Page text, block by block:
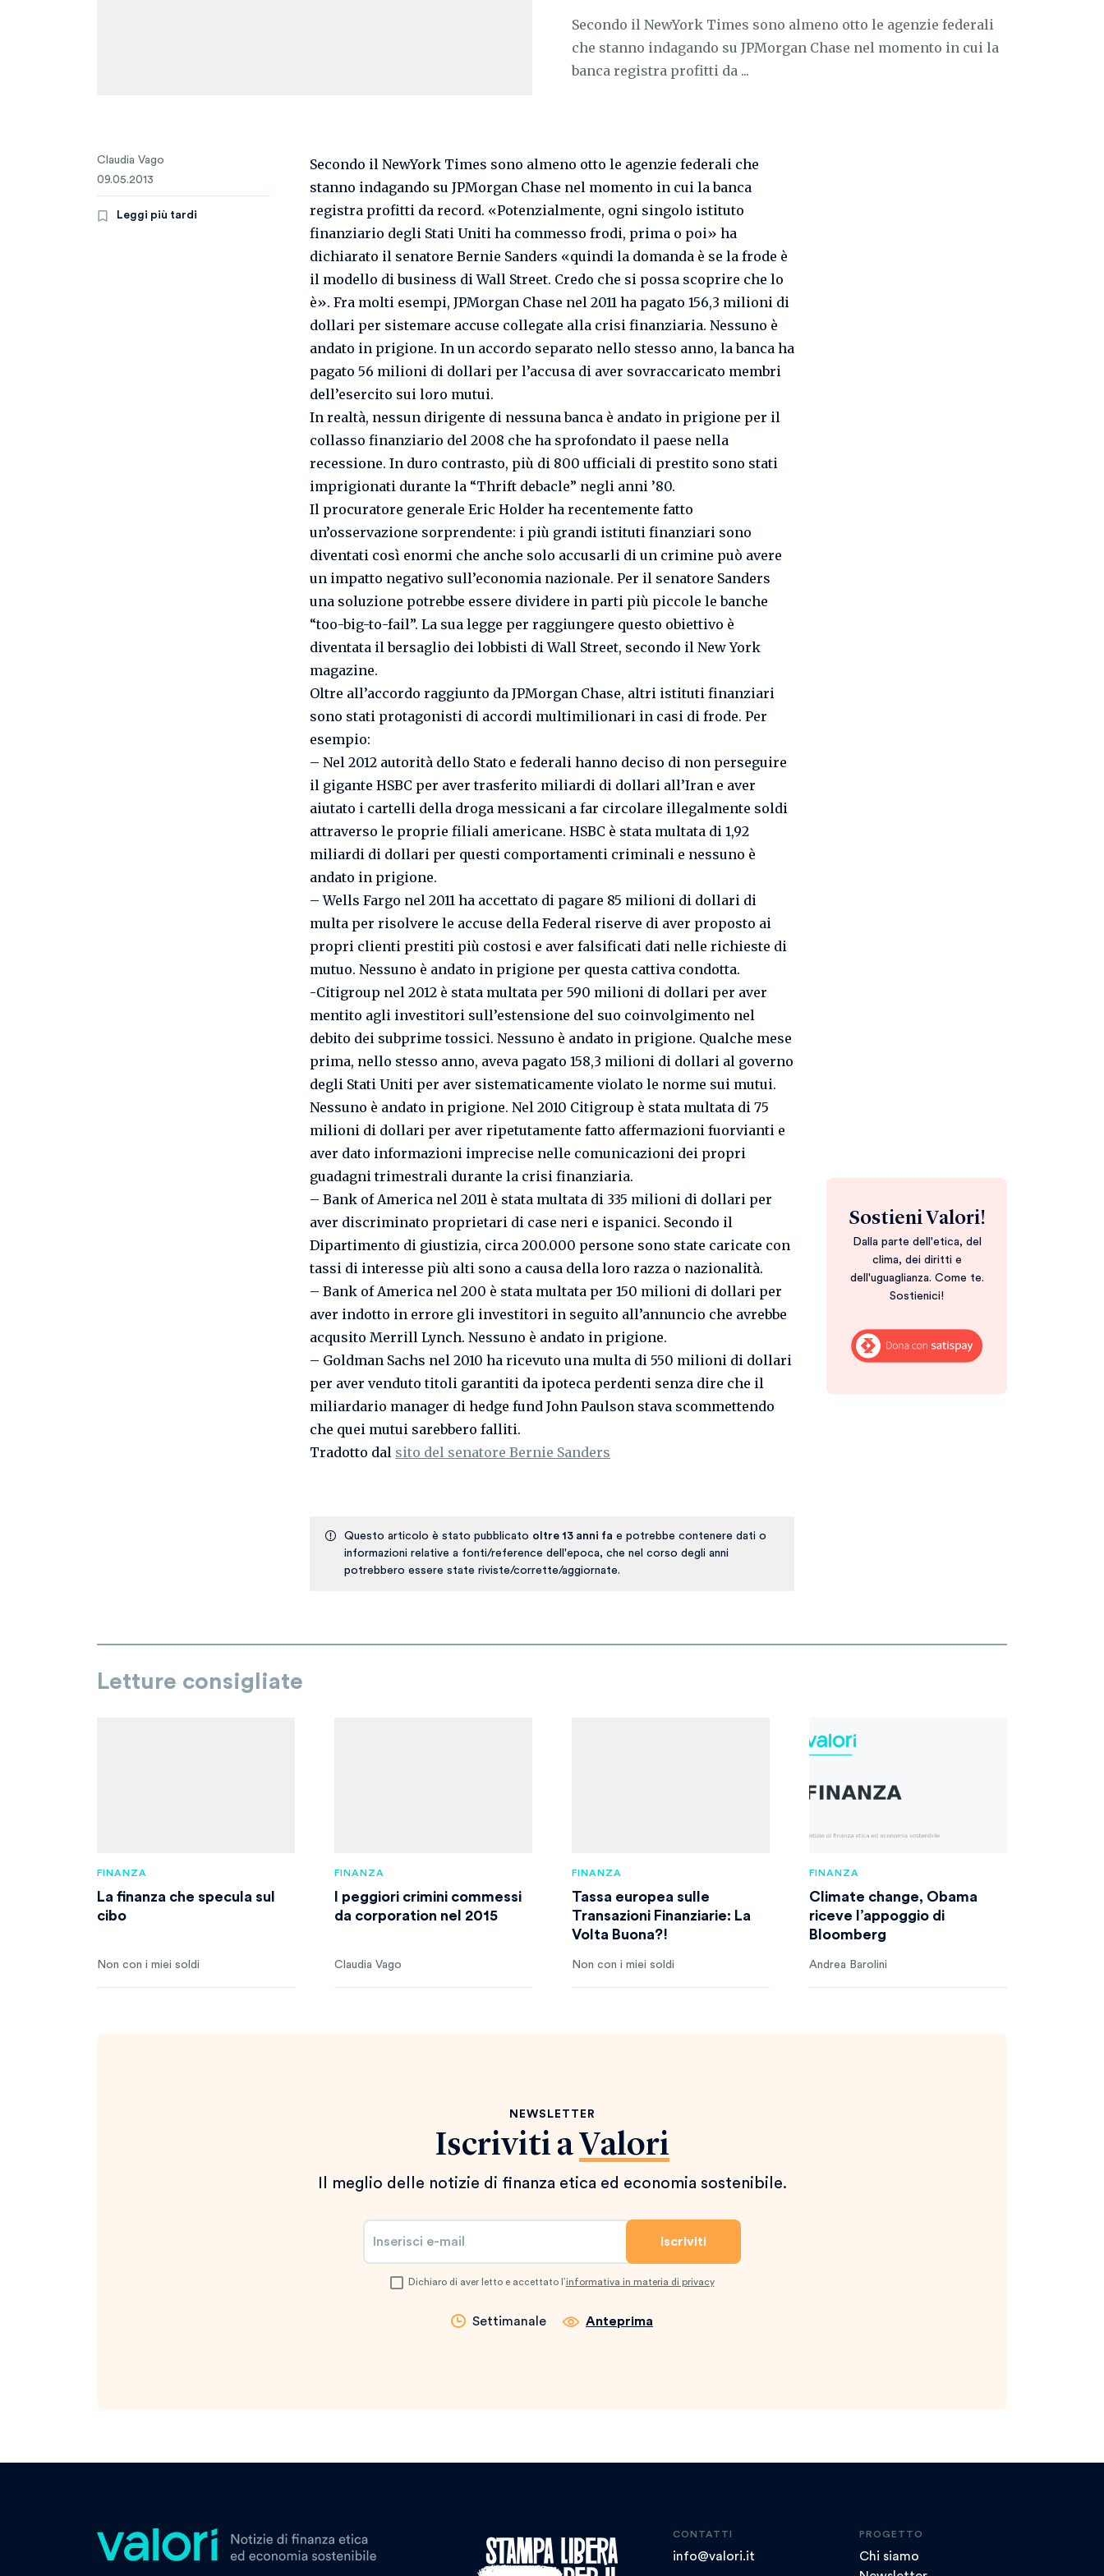
Secondo il NewYork Times sono almeno otto le agenzie federali
che stanno indagando su JPMorgan Chase nel momento in cui la
banca registra profitti da ...
Claudia Vago
09.05.2013
Leggi più tardi
Secondo il NewYork Times sono almeno otto le agenzie federali che
stanno indagando su JPMorgan Chase nel momento in cui la banca
registra profitti da record. «Potenzialmente, ogni singolo istituto
finanziario degli Stati Uniti ha commesso frodi, prima o poi» ha
dichiarato il senatore Bernie Sanders «quindi la domanda è se la frode è
il modello di business di Wall Street. Credo che si possa scoprire che lo
è». Fra molti esempi, JPMorgan Chase nel 2011 ha pagato 156,3 milioni di
dollari per sistemare accuse collegate alla crisi finanziaria. Nessuno è
andato in prigione. In un accordo separato nello stesso anno, la banca ha
pagato 56 milioni di dollari per l’accusa di aver sovraccaricato membri
dell’esercito sui loro mutui.
In realtà, nessun dirigente di nessuna banca è andato in prigione per il
collasso finanziario del 2008 che ha sprofondato il paese nella
recessione. In duro contrasto, più di 800 ufficiali di prestito sono stati
imprigionati durante la “Thrift debacle” negli anni ’80.
Il procuratore generale Eric Holder ha recentemente fatto
un’osservazione sorprendente: i più grandi istituti finanziari sono
diventati così enormi che anche solo accusarli di un crimine può avere
un impatto negativo sull’economia nazionale. Per il senatore Sanders
una soluzione potrebbe essere dividere in parti più piccole le banche
“too-big-to-fail”. La sua legge per raggiungere questo obiettivo è
diventata il bersaglio dei lobbisti di Wall Street, secondo il New York
magazine.
Oltre all’accordo raggiunto da JPMorgan Chase, altri istituti finanziari
sono stati protagonisti di accordi multimilionari in casi di frode. Per
esempio:
– Nel 2012 autorità dello Stato e federali hanno deciso di non perseguire
il gigante HSBC per aver trasferito miliardi di dollari all’Iran e aver
aiutato i cartelli della droga messicani a far circolare illegalmente soldi
attraverso le proprie filiali americane. HSBC è stata multata di 1,92
miliardi di dollari per questi comportamenti criminali e nessuno è
andato in prigione.
– Wells Fargo nel 2011 ha accettato di pagare 85 milioni di dollari di
multa per risolvere le accuse della Federal riserve di aver proposto ai
propri clienti prestiti più costosi e aver falsificati dati nelle richieste di
mutuo. Nessuno è andato in prigione per questa cattiva condotta.
-Citigroup nel 2012 è stata multata per 590 milioni di dollari per aver
mentito agli investitori sull’estensione del suo coinvolgimento nel
debito dei subprime tossici. Nessuno è andato in prigione. Qualche mese
prima, nello stesso anno, aveva pagato 158,3 milioni di dollari al governo
degli Stati Uniti per aver sistematicamente violato le norme sui mutui.
Nessuno è andato in prigione. Nel 2010 Citigroup è stata multata di 75
milioni di dollari per aver ripetutamente fatto affermazioni fuorvianti e
aver dato informazioni imprecise nelle comunicazioni dei propri
guadagni trimestrali durante la crisi finanziaria.
– Bank of America nel 2011 è stata multata di 335 milioni di dollari per
aver discriminato proprietari di case neri e ispanici. Secondo il
Dipartimento di giustizia, circa 200.000 persone sono state caricate con
tassi di interesse più alti sono a causa della loro razza o nazionalità.
– Bank of America nel 200 è stata multata per 150 milioni di dollari per
aver indotto in errore gli investitori in seguito all’annuncio che avrebbe
acqusito Merrill Lynch. Nessuno è andato in prigione.
– Goldman Sachs nel 2010 ha ricevuto una multa di 550 milioni di dollari
per aver venduto titoli garantiti da ipoteca perdenti senza dire che il
miliardario manager di hedge fund John Paulson stava scommettendo
che quei mutui sarebbero falliti.
Tradotto dal sito del senatore Bernie Sanders
Questo articolo è stato pubblicato oltre 13 anni fa e potrebbe contenere dati o
informazioni relative a fonti/reference dell'epoca, che nel corso degli anni
potrebbero essere state riviste/corrette/aggiornate.
Sostieni Valori!
Dalla parte dell'etica, del
clima, dei diritti e
dell'uguaglianza. Come te.
Sostienici!
Letture consigliate
FINANZA
La finanza che specula sul
cibo
Non con i miei soldi
FINANZA
I peggiori crimini commessi
da corporation nel 2015
Claudia Vago
FINANZA
Tassa europea sulle
Transazioni Finanziarie: La
Volta Buona?!
Non con i miei soldi
FINANZA
Climate change, Obama
riceve l’appoggio di
Bloomberg
Andrea Barolini
NEWSLETTER
Iscriviti a Valori
Il meglio delle notizie di finanza etica ed economia sostenibile.
Dichiaro di aver letto e accettato l’informativa in materia di privacy
Settimanale Anteprima
CONTATTI
info@valori.it
PROGETTO
Chi siamo